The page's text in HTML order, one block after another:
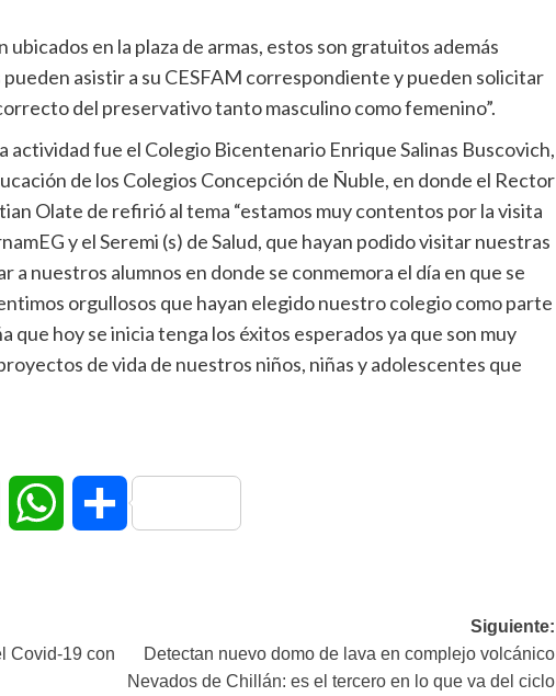
en la plaza de armas, estos son gratuitos además
asistir a su CESFAM correspondiente y pueden solicitar
del preservativo tanto masculino como femenino”.
actividad fue el Colegio Bicentenario Enrique Salinas Buscovich,
de los Colegios Concepción de Ñuble, en donde el Rector
Olate de refirió al tema “estamos muy contentos por la visita
y el Seremi (s) de Salud, que hayan podido visitar nuestras
a nuestros alumnos en donde se conmemora el día en que se
orgullosos que hayan elegido nuestro colegio como parte
que hoy se inicia tenga los éxitos esperados ya que son muy
de vida de nuestros niños, niñas y adolescentes que
Email WhatsAppCompartir
Covid-19 con
Siguiente:
Detectan nuevo domo de lava en complejo volcánico
Nevados de Chillán: es el tercero en lo que va del ciclo